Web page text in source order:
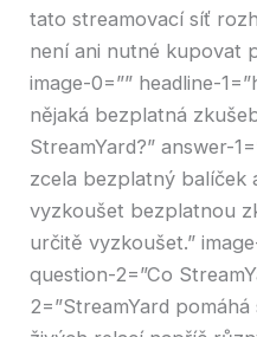
tato streamovací síť
není ani nutné kupovat
image-0=”” headline-
nějaká bezplatná
StreamYard?” answer-
zcela bezplatný balíček
vyzkoušet bezplatnou
určitě vyzkoušet.”
question-2=”Co
2=”StreamYard